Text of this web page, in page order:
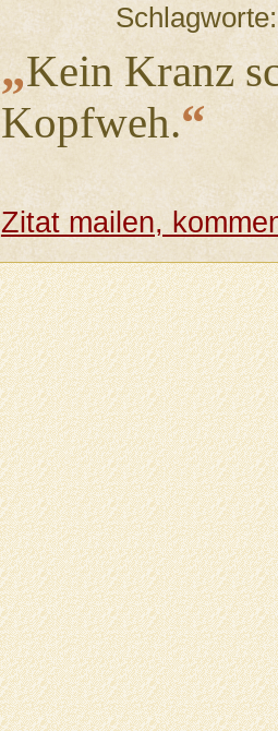
„Kein Kranz
Kopfweh.“
Zitat mailen,